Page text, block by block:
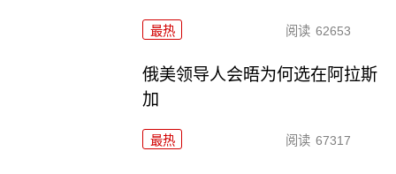
最热 阅读 62653
俄美领导人会晤为何选在阿拉斯
加
最热 阅读 67317